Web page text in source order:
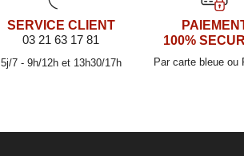
SERVICE CLIENT
03 21 63 17 81
5j/7 - 9h/12h et 13h30/17h
100%
Par carte bleue ou